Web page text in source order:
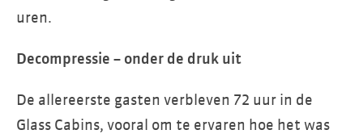
uren.
Decompressie – onder de druk uit
De allereerste gasten verbleven 72 uur in de
Glass Cabins, vooral om te ervaren hoe het was